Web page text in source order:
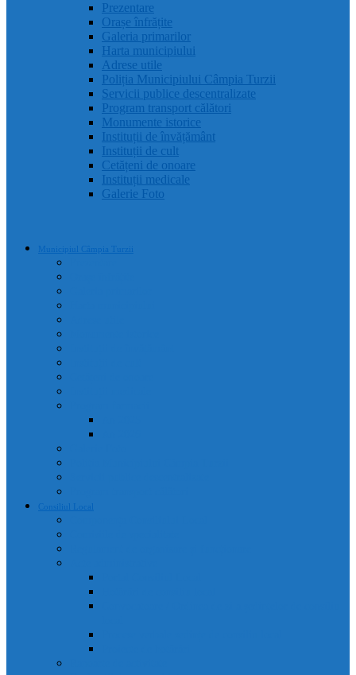
Prezentare
Orașe înfrățite
Galeria primarilor
Harta municipiului
Adrese utile
Poliția Municipiului Câmpia Turzii
Servicii publice descentralizate
Program transport călători
Monumente istorice
Instituții de învățământ
Instituții de cult
Cetățeni de onoare
Instituții medicale
Galerie Foto
Municipiul Câmpia Turzii
Consiliul Local